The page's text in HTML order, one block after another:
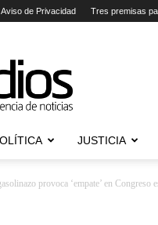
Aviso de Privacidad Tres premisas
JUSTICIA
provoca ‘empate’ en Congreso